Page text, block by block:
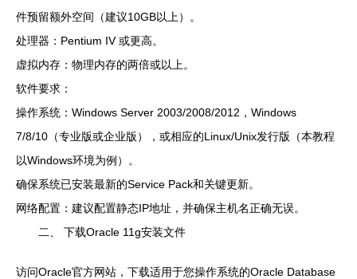
件预留额外空间（建议10GB以上）。
处理器：Pentium IV 或更高。
虚拟内存：物理内存的两倍或以上。
软件要求：
操作系统：Windows Server 2003/2008/2012，Windows
7/8/10（专业版或企业版），或相应的Linux/Unix发行版（本教程
以Windows环境为例）。
确保系统已安装最新的Service Pack和关键更新。
网络配置：建议配置静态IP地址，并确保主机名正确无误。
二、 下载Oracle 11g安装文件
访问Oracle官方网站，下载适用于您操作系统的Oracle Database